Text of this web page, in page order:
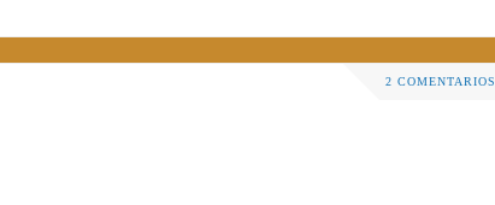
2 COMENTARIOS